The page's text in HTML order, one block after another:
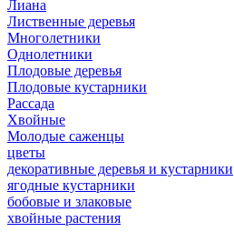
Лиана
Лиственные деревья
Многолетники
Однолетники
Плодовые деревья
Плодовые кустарники
Рассада
Хвойные
Молодые саженцы
цветы
декоративные деревья и кустарники
ягодные кустарники
бобовые и злаковые
хвойные растения